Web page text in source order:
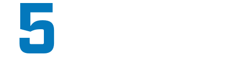
5